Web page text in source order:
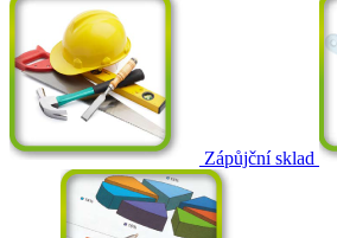
Zápůjční sklad